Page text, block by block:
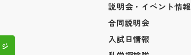
説明会・イベント情報
合同説明会
入試日情報